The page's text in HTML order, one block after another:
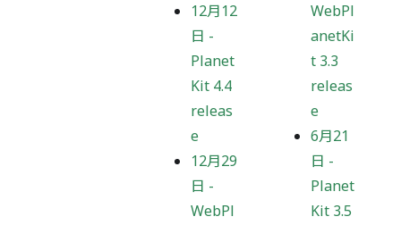
12月12
日 -
Planet
Kit 4.4
releas
e
12月29
日 -
WebPl
WebPl
anetKi
t 3.3
releas
e
6月21
日 -
Planet
Kit 3.5